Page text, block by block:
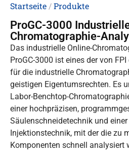
Startseite/Produkte
ProGC-3000
Chromatographie-
Das industrielle Online-
ProGC-3000 ist eines der von
für die industrielle
geistigen Eigentumsrechten. Es
Labor-Benchtop-
einer hochpräzisen,
Säulenschneidetechnik und
Injektionstechnik, mit der die zu
Komponenten schnell analysiert